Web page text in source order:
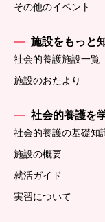
その他のイベント
施設をもっと
社会的養護施設一覧
施設のおたより
社会的養護を
社会的養護の基礎知
施設の概要
就活ガイド
実習について